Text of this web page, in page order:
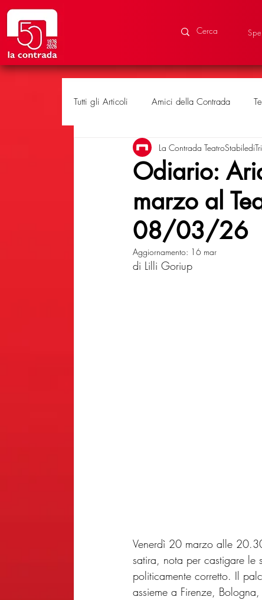
Tutti gli Articoli Amici della Contrada
Eventi speciali Produzioni
Odiario:
marzo al
08/03/26
La Contrada
Aggiornamento: 16 mar
di Lilli Goriup
Venerdì 20 marzo alle
satira, nota per castigare le
politicamente corretto. Il
assieme a Firenze,